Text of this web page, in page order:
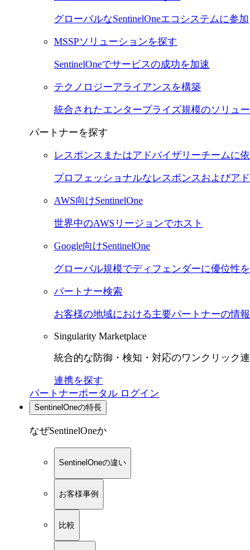
グローバルなSentinelOneエコシステムに参加
MSSPソリューションを探す
SentinelOneでサービスの成功を加速
テクノロジーアライアンスを構築
統合されたエンタープライズ規模のソリュ
パートナーを探す
レスポンスまたはアドバイザリーチームに
プロフェッショナルなレスポンスおよびア
AWS向けSentinelOne
世界中のAWSリージョンでホスト
Google向けSentinelOne
グローバル規模でディフェンダーに優位性
パートナー検索
お客様の地域における主要パートナーの情
Singularity Marketplace
統合的な防御・検知・対応のワンクリック
連携を探す
パートナーポータル ログイン
SentinelOneの特長
なぜSentinelOneか
SentinelOneの違い
お客様事例
比較